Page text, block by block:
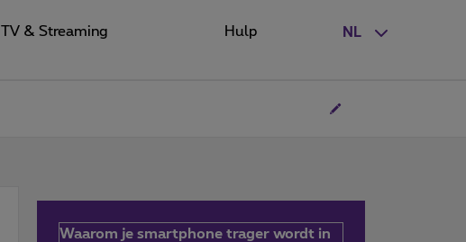
NL
TV & Streaming Hulp
Waarom je smartphone trager wordt in